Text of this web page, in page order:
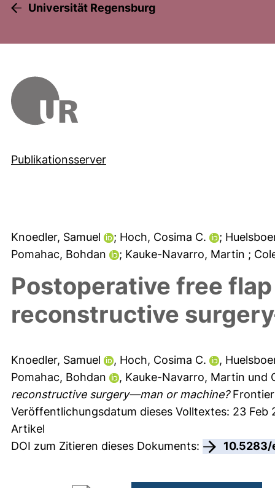
Universität Regensburg
Publikationsserver
Knoedler, Samuel ; Hoch, Cosima C.
;
Pomahac, Bohdan
; Kauke-Navarro, Martin ;
Postoperative free
reconstructive
Knoedler, Samuel , Hoch, Cosima C. ,
Pomahac, Bohdan
, Kauke-Navarro, Martin und
reconstructive surgery—man or machine?
Veröffentlichungsdatum dieses Volltextes: 23 Feb
Artikel
DOI zum Zitieren dieses Dokuments: